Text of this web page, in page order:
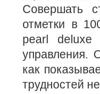
Совершать
отметки в
pearl deluxe
управления.
как
трудностей